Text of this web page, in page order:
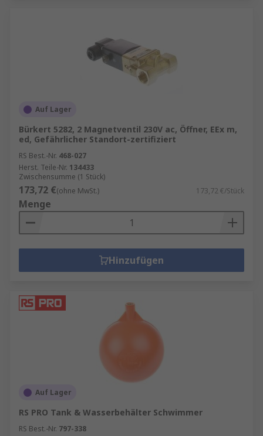
Auf Lager
Bürkert 5282, 2 Magnetventil 230V ac, Öffner, EEx m,
ed, Gefährlicher Standort-zertifiziert
RS Best.-Nr. 468-027
Herst. Teile-Nr. 134433
Zwischensumme (1 Stück)
173,72 €(ohne MwSt.) 173,72 €/Stück
Menge
Hinzufügen
Auf Lager
RS PRO Tank & Wasserbehälter Schwimmer
RS Best.-Nr. 797-338